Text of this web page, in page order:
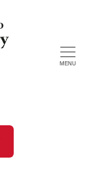
MENU